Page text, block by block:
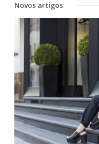
Novos artigos